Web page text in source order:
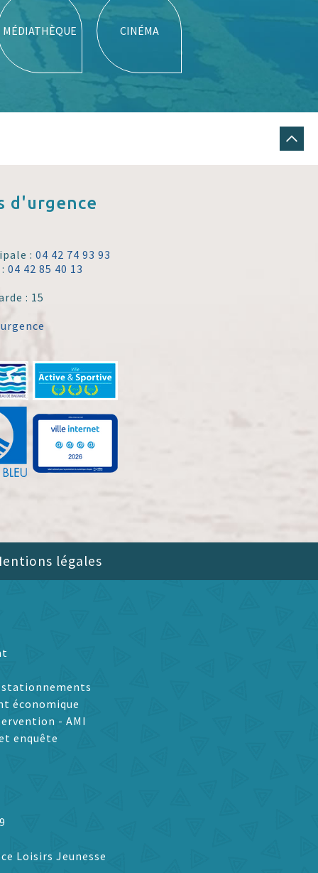
MÉDIATHÈQUE CINÉMA
d'urgence
:04 42 74 93 93
:04 42 85 40 13
: 15
légales
économique
- AMI
enquête
Loisirs Jeunesse